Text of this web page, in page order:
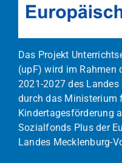
Das Projekt
(upF) wird im Rahmen
2021-2027 des
durch das Ministerium
Kindertagesförderung
Sozialfonds Plus der
Landes Mecklenburg-